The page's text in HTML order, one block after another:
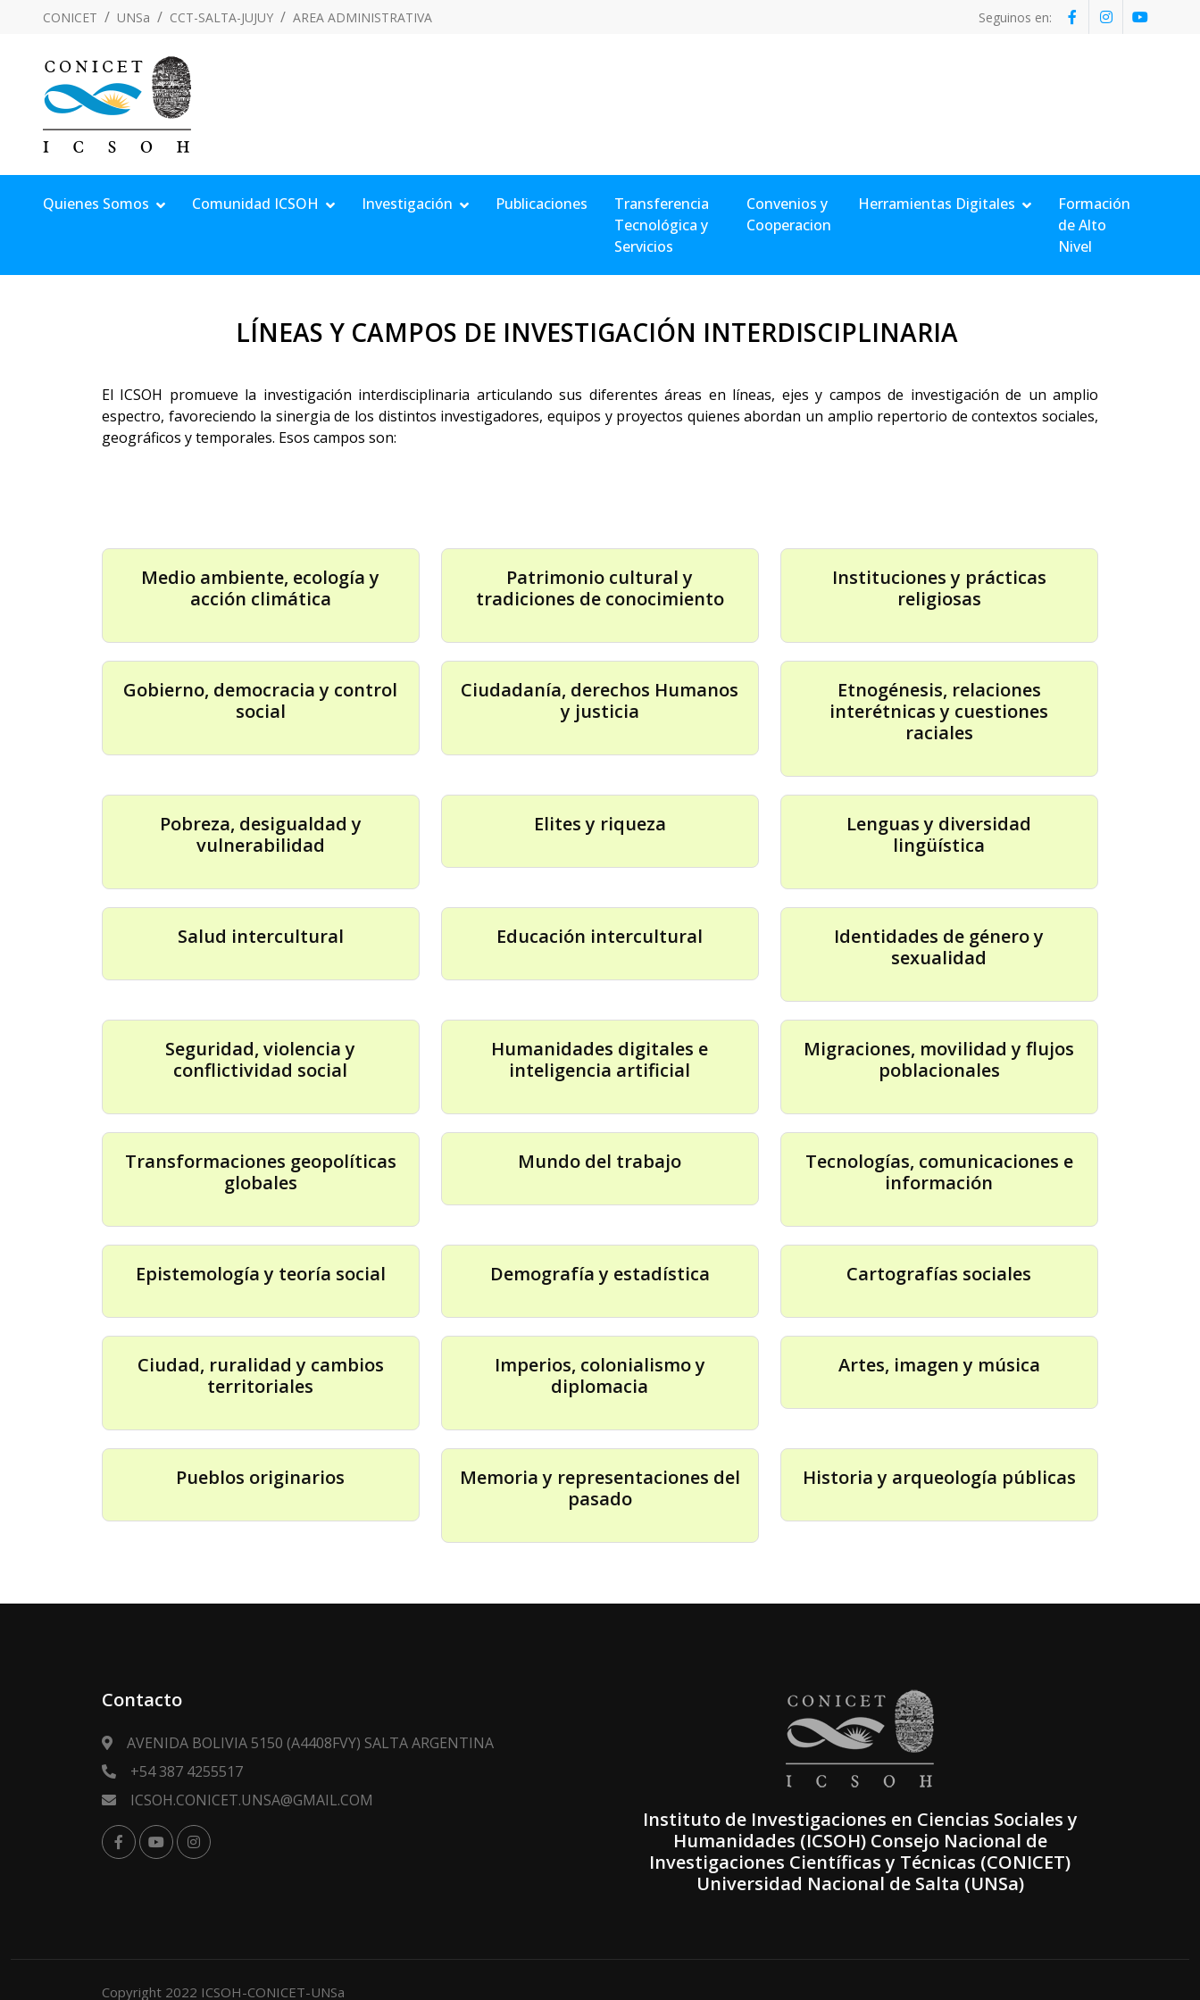
CONICET UNSa CCT-SALTA-JUJUY AREA ADMINISTRATIVA Seguinos en:
Quienes Somos Comunidad ICSOH Investigación Publicaciones
Transferencia
Tecnológica y
Servicios
Convenios y
Cooperacion
Herramientas Digitales
Formación
de Alto
Nivel
LÍNEAS Y CAMPOS DE INVESTIGACIÓN INTERDISCIPLINARIA
El ICSOH promueve la investigación interdisciplinaria articulando sus diferentes áreas en líneas, ejes y campos de investigación de un amplio
espectro, favoreciendo la sinergia de los distintos investigadores, equipos y proyectos quienes abordan un amplio repertorio de contextos sociales,
geográficos y temporales. Esos campos son:
Medio ambiente, ecología y
acción climática
Patrimonio cultural y
tradiciones de conocimiento
Instituciones y prácticas
religiosas
Gobierno, democracia y control
social
Ciudadanía, derechos Humanos
y justicia
Etnogénesis, relaciones
interétnicas y cuestiones
raciales
Pobreza, desigualdad y
vulnerabilidad
Elites y riqueza
Lenguas y diversidad
lingüística
Salud intercultural Educación intercultural
Identidades de género y
sexualidad
Seguridad, violencia y
conflictividad social
Humanidades digitales e
inteligencia artificial
Migraciones, movilidad y flujos
poblacionales
Transformaciones geopolíticas
globales
Mundo del trabajo
Tecnologías, comunicaciones e
información
Epistemología y teoría social Demografía y estadística Cartografías sociales
Ciudad, ruralidad y cambios
territoriales
Imperios, colonialismo y
diplomacia
Artes, imagen y música
Pueblos originarios
Memoria y representaciones del
pasado
Historia y arqueología públicas
Contacto
AVENIDA BOLIVIA 5150 (A4408FVY) SALTA ARGENTINA
+54 387 4255517
ICSOH.CONICET.UNSA@GMAIL.COM
Instituto de Investigaciones en Ciencias Sociales y
Humanidades (ICSOH) Consejo Nacional de
Investigaciones Científicas y Técnicas (CONICET)
Universidad Nacional de Salta (UNSa)
Copyright 2022 ICSOH-CONICET-UNSa